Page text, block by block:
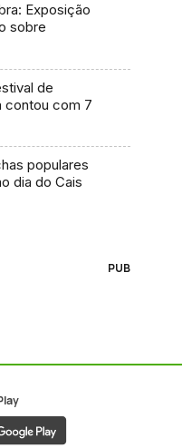
Exposição
sobre
de
contou com 7
populares
dia do Cais
PUB